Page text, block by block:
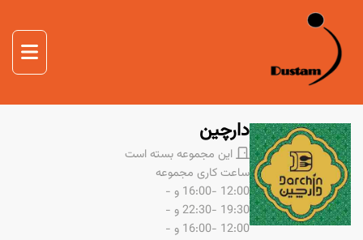
صفحه اصلی
غذا
صفحه اصلی
دوستم
درباره ما
تماس با ما
دارچین
این مجموعه بسته است
ساعت کاری مجموعه
12:00 -16:00
و -
19:30 -22:30
و -
12:00 -16:00
و -